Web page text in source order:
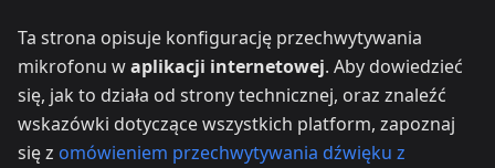
Ta strona opisuje konfigurację przechwytywania
mikrofonu waplikacji internetowej. Aby dowiedzieć
się, jak to działa od strony technicznej, oraz znaleźć
wskazówki dotyczące wszystkich platform, zapoznaj
się z omówieniem przechwytywania dźwięku z